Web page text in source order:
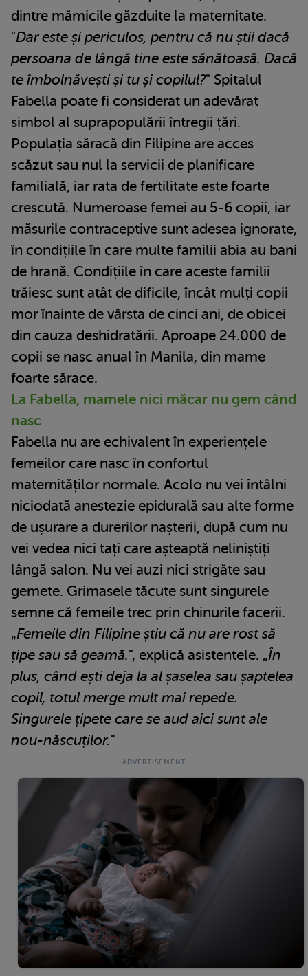
dintre mămicile găzduite la maternitate.
"Dar este și periculos, pentru că nu știi dacă
persoana de lângă tine este sănătoasă. Dacă
te îmbolnăvești și tu și copilul?" Spitalul
Fabella poate fi considerat un adevărat
simbol al suprapopulării întregii țări.
Populația săracă din Filipine are acces
scăzut sau nul la servicii de planificare
familială, iar rata de fertilitate este foarte
crescută. Numeroase femei au 5-6 copii, iar
măsurile contraceptive sunt adesea ignorate,
în condițiile în care multe familii abia au bani
de hrană. Condițiile în care aceste familii
trăiesc sunt atât de dificile, încât mulți copii
mor înainte de vârsta de cinci ani, de obicei
din cauza deshidratării. Aproape 24.000 de
copii se nasc anual în Manila, din mame
foarte sărace.
La Fabella, mamele nici măcar nu gem când
nasc
Fabella nu are echivalent în experiențele
femeilor care nasc în confortul
maternităților normale. Acolo nu vei întâlni
niciodată anestezie epidurală sau alte forme
de ușurare a durerilor nașterii, după cum nu
vei vedea nici tați care așteaptă neliniștiți
lângă salon. Nu vei auzi nici strigăte sau
gemete. Grimasele tăcute sunt singurele
semne că femeile trec prin chinurile facerii.
„Femeile din Filipine știu că nu are rost să
țipe sau să geamă.", explică asistentele. „În
plus, când ești deja la al șaselea sau șaptelea
copil, totul merge mult mai repede.
Singurele țipete care se aud aici sunt ale
nou-născuților."